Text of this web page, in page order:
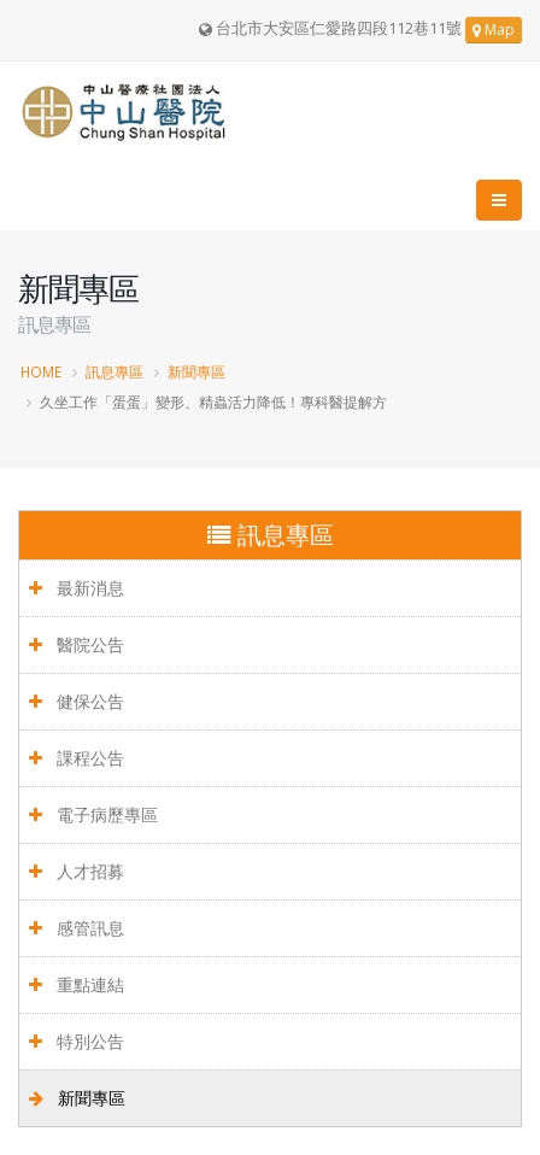
台北市大安區仁愛路四段112巷11號 Map
新聞專區
訊息專區
HOME 訊息專區
新聞專區
久坐工作「蛋蛋」變形、精蟲活力降低！專科醫提解方
訊息專區
最新消息
醫院公告
健保公告
課程公告
電子病歷專區
人才招募
感管訊息
重點連結
特別公告
新聞專區